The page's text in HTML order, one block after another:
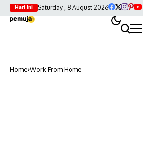
Hari Ini Saturday , 8 August 2026
Home Work From Home